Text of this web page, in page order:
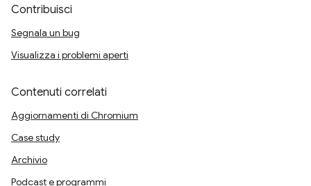
Contribuisci
Segnala un bug
Visualizza i problemi aperti
Contenuti correlati
Aggiornamenti di Chromium
Case study
Archivio
Podcast e programmi